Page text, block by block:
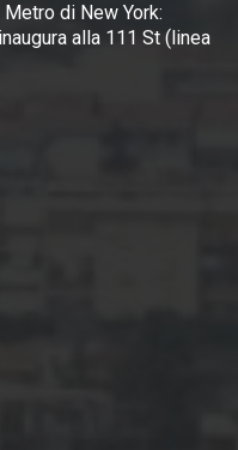
di New York:
alla 111 St (linea